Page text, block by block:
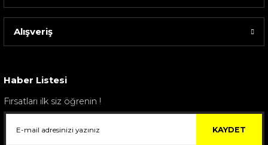
Sarev Elfıda Flanel Nevresim Takımı Çift Kişili...
Alışveriş
Haber Listesi
Fırsatları ilk siz öğrenin !
KAYDET